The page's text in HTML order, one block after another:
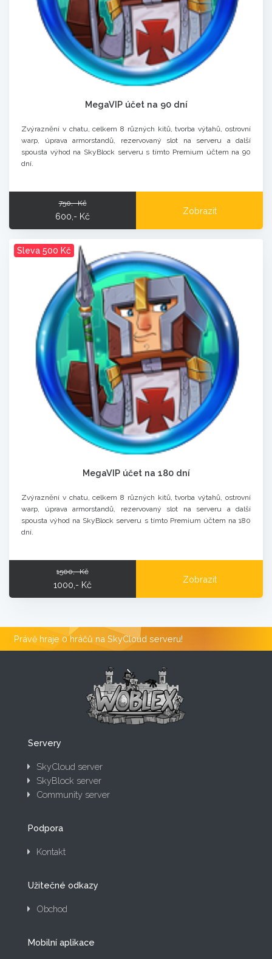
MegaVIP účet na 90 dní
Zvýraznění v chatu, celkem 8 různých kitů, tvorba výtahů, ostrovní
warp, úprava armorstandů, rezervovaný slot na serveru a další
spousta výhod na SkyBlock serveru s tímto Premium účtem na 90
dní.
750,- Kč
600,- Kč
Zobrazit
Sleva 500 Kč
MegaVIP účet na 180 dní
Zvýraznění v chatu, celkem 8 různých kitů, tvorba výtahů, ostrovní
warp, úprava armorstandů, rezervovaný slot na serveru a další
spousta výhod na SkyBlock serveru s tímto Premium účtem na 180
dní.
1500,- Kč
1000,- Kč
Zobrazit
Právě hraje 0 hráčů na SkyCloud serveru!
Servery
SkyCloud server
SkyBlock server
Community server
Podpora
Kontakt
Užitečné odkazy
Obchod
Mobilní aplikace